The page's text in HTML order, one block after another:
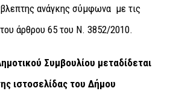
ανάγκης σύμφωνα με τις
άρθρου 65 του Ν. 3852/2010.
Συμβουλίου μεταδίδεται
ιστοσελίδας του Δήμου